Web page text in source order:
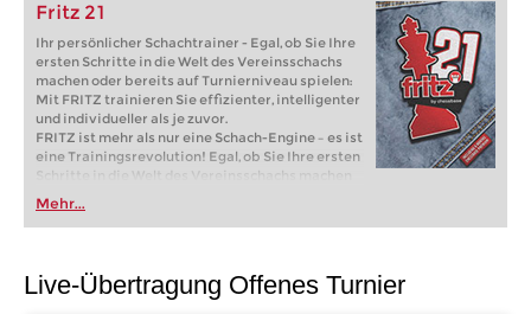
Fritz 21
Ihr persönlicher Schachtrainer - Egal, ob Sie Ihre
ersten Schritte in die Welt des Vereinsschachs
machen oder bereits auf Turnierniveau spielen:
Mit FRITZ trainieren Sie effizienter, intelligenter
und individueller als je zuvor.
FRITZ ist mehr als nur eine Schach-Engine – es ist
eine Trainingsrevolution! Egal, ob Sie Ihre ersten
Schritte in die Welt des Vereinsschachs machen
oder bereits auf Turnierniveau spielen: Mit
FRITZ trainieren Sie effizienter, intelligenter und
individueller als je zuvor.
Mehr...
Live-Übertragung Offenes Turnier